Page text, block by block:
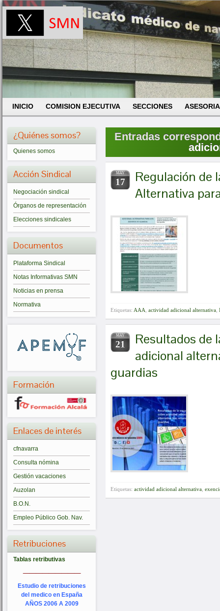
INICIO COMISION EJECUTIVA SECCIONES
¿Quiénes somos?
Quienes somos
Acción Sindical
Negociación sindical
Órganos de representación
Elecciones sindicales
Documentos
Plataforma Sindical
Notas Informativas SMN
Noticias en prensa
Normativa
Formación
Enlaces de interés
cfnavarra
Consulta nómina
Gestión vacaciones
Auzolan
B.O.N.
Empleo Público Gob. Nav.
Retribuciones
Tablas retributivas
Estudio de retribuciones
del medico en España
AÑOS 2006 A 2009
Entradas
MAY
17
Regulación de
Alternativa
Etiquetas: AAA actividad adicional alternativa
MAY
21
Resultados de
adicional
guardias
Etiquetas: actividad adicional alternativa